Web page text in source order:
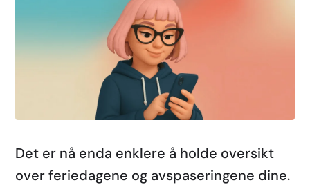
Det er nå enda enklere å holde oversikt
over feriedagene og avspaseringene dine.